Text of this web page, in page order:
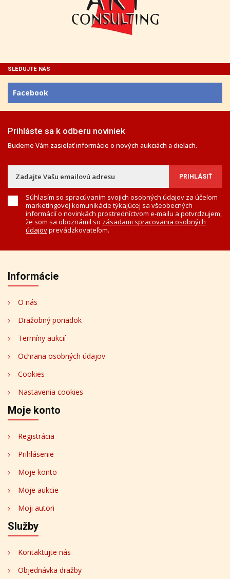
SLEDUJTE NÁS
Facebook
Prihláste sa k odberu noviniek
Budeme Vám zasielať informácie o nových aukciách a dielach.
Súhlasím so spracúvaním svojich osobných údajov za účelom
marketingovej komunikácie týkajúcej sa všeobecných
informácií o novinkách prostredníctvom e-mailu a potvrdzujem,
že som sa oboznámil so zásadami spracovania osobných
údajovprevádzkovateľom.
Informácie
O nás
Dražobný poriadok
Termíny aukcií
Ochrana osobných údajov
Cookies
Nastavenia cookies
Moje konto
Registrácia
Prihlásenie
Moje konto
Moje aukcie
Moji autori
Služby
Kontaktujte nás
Objednávka dražby